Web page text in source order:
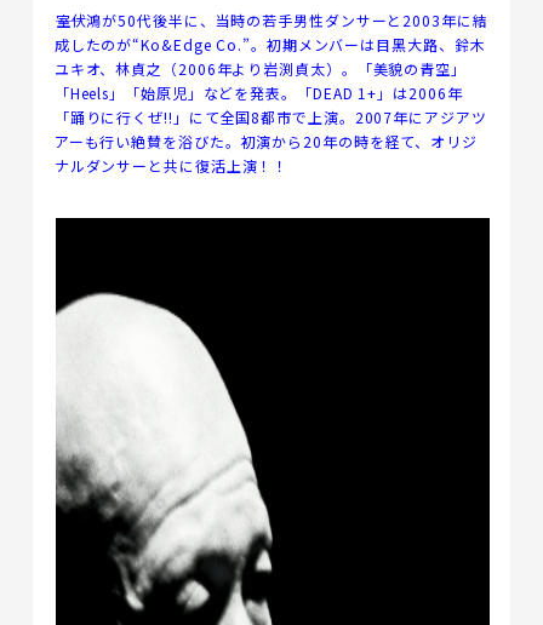
――室伏鴻が50代後半に、当時の若手男性ダンサーと2003年に結
成したのが“Ko&Edge Co.”。初期メンバーは目黑大路、鈴木
ユキオ、林貞之（2006年より岩渕貞太）。「美貌の青空」
「Heels」「始原児」などを発表。「DEAD 1+」は2006年
「踊りに行くぜ!!」にて全国8都市で上演。2007年にアジアツ
アーも行い絶賛を浴びた。初演から20年の時を経て、オリジ
ナルダンサーと共に復活上演！！